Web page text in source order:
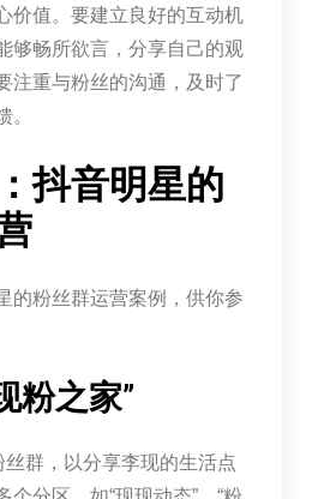
价值。要建立良好的互动机
够畅所欲言，分享自己的观
注重与粉丝的沟通，及时了
。
抖音明星的
的粉丝群运营案例，供你参
粉之家”
丝群，以分享李现的生活点